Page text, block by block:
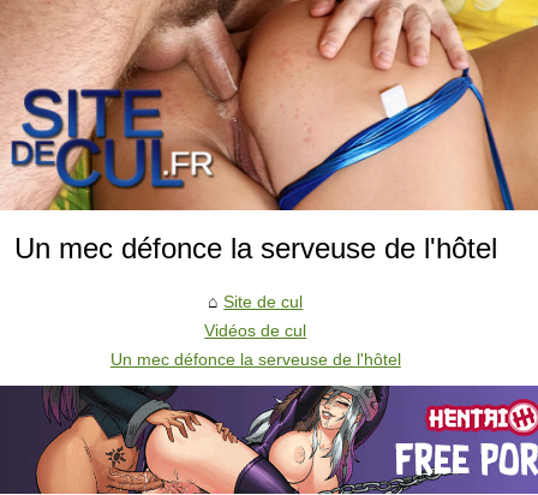
Un mec défonce la serveuse de l'hôtel
Site de cul
Vidéos de cul
Un mec défonce la serveuse de l'hôtel